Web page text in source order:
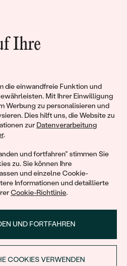
Ihre
die einwandfreie Funktion und
Mit Ihrer Einwilligung
Werbung zu personalisieren und
Dies hilft uns, die Website zu
zur Datenverarbeitung
.
und fortfahren" stimmen Sie
zu. Sie können Ihre
und einzelne Cookie-
Informationen und detaillierte
Cookie-Richtlinie.
UND FORTFAHREN
COOKIES VERWENDEN
wir
Schönheit und